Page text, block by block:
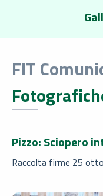
FIT
Pizzo: Sciopero
Raccolta firme 25